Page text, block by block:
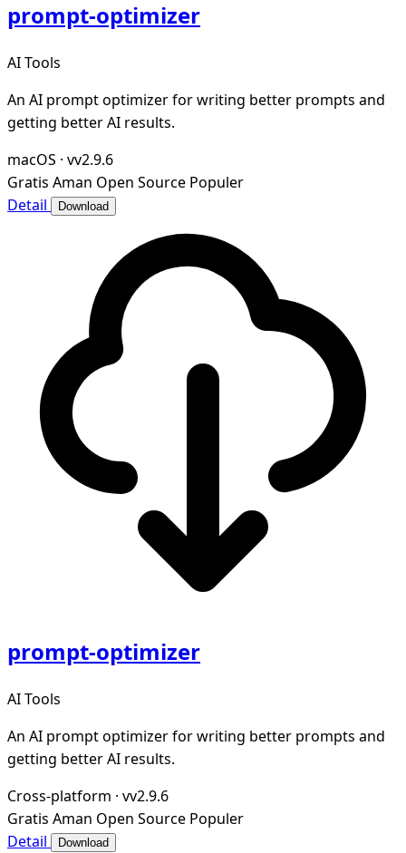
prompt-optimizer
AI Tools
An AI prompt optimizer for writing better prompts and
getting better AI results.
macOS · vv2.9.6
Gratis Aman Open Source Populer
Detail
Download
prompt-optimizer
AI Tools
An AI prompt optimizer for writing better prompts and
getting better AI results.
Cross-platform · vv2.9.6
Gratis Aman Open Source Populer
Detail
Download